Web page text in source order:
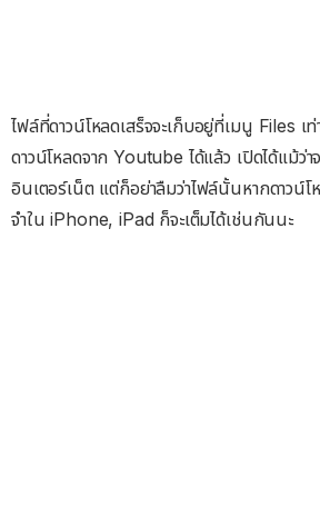
ไฟล์ที่ดาวน์โหลดเสร็จจะเก็บอยู่ที่เมนู Files เ
ดาวน์โหลดจาก Youtube ได้แล้ว เปิดได้แม้ว่า
อินเตอร์เน็ต แต่ก็อย่าลืมว่าไฟล์นั้นหากดาวน์โ
จำใน iPhone, iPad ก็จะเต็มได้เช่นกันนะ